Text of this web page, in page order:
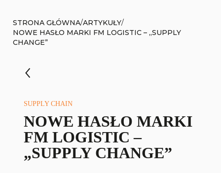
STRONA GŁÓWNA/ARTYKUŁY/
NOWE HASŁO MARKI FM LOGISTIC – „SUPPLY
CHANGE”
SUPPLY CHAIN
NOWE HASŁO MARKI
FM LOGISTIC –
„SUPPLY CHANGE”